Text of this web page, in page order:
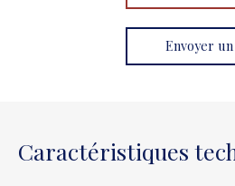
Envoyer
Caractéristiques